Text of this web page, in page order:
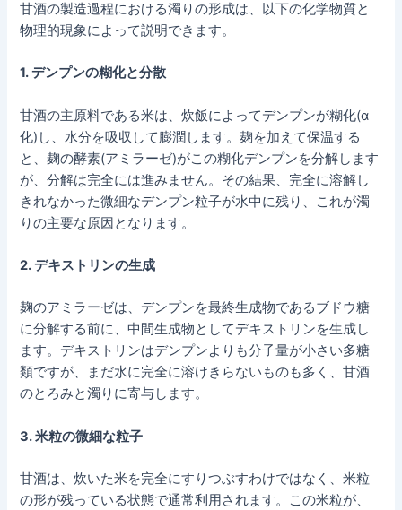
甘酒の製造過程における濁りの形成は、以下の化学物質と
物理的現象によって説明できます。
1. デンプンの糊化と分散
甘酒の主原料である米は、炊飯によってデンプンが糊化(α
化)し、水分を吸収して膨潤します。麹を加えて保温する
と、麹の酵素(アミラーゼ)がこの糊化デンプンを分解します
が、分解は完全には進みません。その結果、完全に溶解し
きれなかった微細なデンプン粒子が水中に残り、これが濁
りの主要な原因となります。
2. デキストリンの生成
麹のアミラーゼは、デンプンを最終生成物であるブドウ糖
に分解する前に、中間生成物としてデキストリンを生成し
ます。デキストリンはデンプンよりも分子量が小さい多糖
類ですが、まだ水に完全に溶けきらないものも多く、甘酒
のとろみと濁りに寄与します。
3. 米粒の微細な粒子
甘酒は、炊いた米を完全にすりつぶすわけではなく、米粒
の形が残っている状態で通常利用されます。この米粒が、